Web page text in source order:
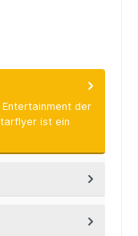
der
ist ein